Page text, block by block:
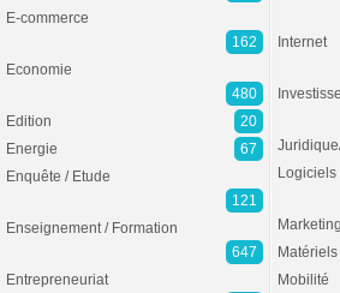
E-commerce
162
Economie
480
Edition
20
Energie
67
Enquête / Etude
121
Enseignement / Formation
647
Entrepreneuriat
Internet
Logiciels
Marketing
Matériels
Mobilité